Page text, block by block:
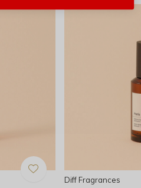
Diff Fragrances